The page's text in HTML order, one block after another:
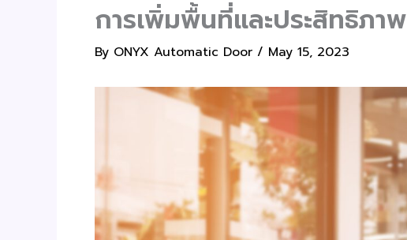
การเพิ่มพื้นที่และประสิทธิภาพ
By ONYX Automatic Door / May 15, 2023